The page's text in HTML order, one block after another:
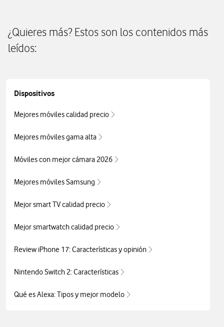
¿Quieres más? Estos son los contenidos más
leídos:
Dispositivos
Mejores móviles calidad precio
Mejores móviles gama alta
Móviles con mejor cámara 2026
Mejores móviles Samsung
Mejor smart TV calidad precio
Mejor smartwatch calidad precio
Review iPhone 17: Características y opinión
Nintendo Switch 2: Características
Qué es Alexa: Tipos y mejor modelo